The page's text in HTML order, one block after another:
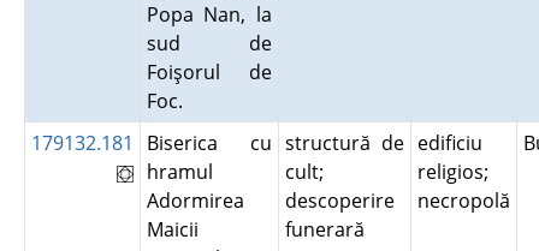
Popa Nan, la
sud de
Foişorul de
Foc.
179132.181
Biserica cu
hramul
Adormirea
Maicii
structură de
cult;
descoperire
funerară
edificiu
religios;
necropolă